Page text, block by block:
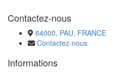
Contactez-nous
64000, PAU, FRANCE
Contactez-nous
Informations